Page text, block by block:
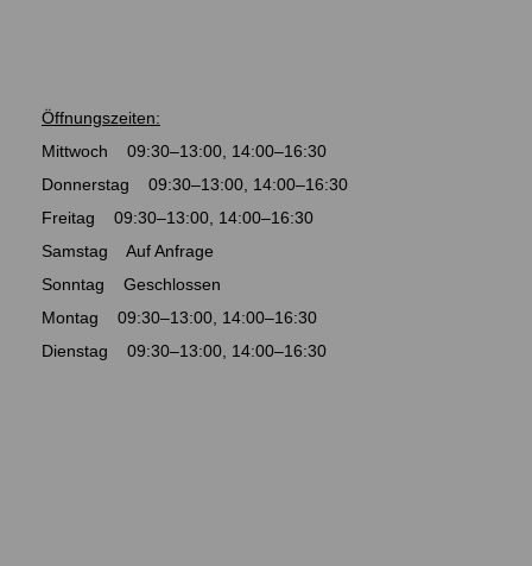
Öffnungszeiten:
Mittwoch 09:30–13:00, 14:00–16:30
Donnerstag 09:30–13:00, 14:00–16:30
Freitag 09:30–13:00, 14:00–16:30
Samstag Auf Anfrage
Sonntag Geschlossen
Montag 09:30–13:00, 14:00–16:30
Dienstag 09:30–13:00, 14:00–16:30